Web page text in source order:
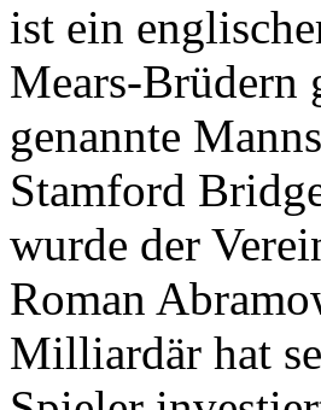
ist ein
Mears-Brüdern
genannte
Stamford
wurde der
Roman
Milliardär hat